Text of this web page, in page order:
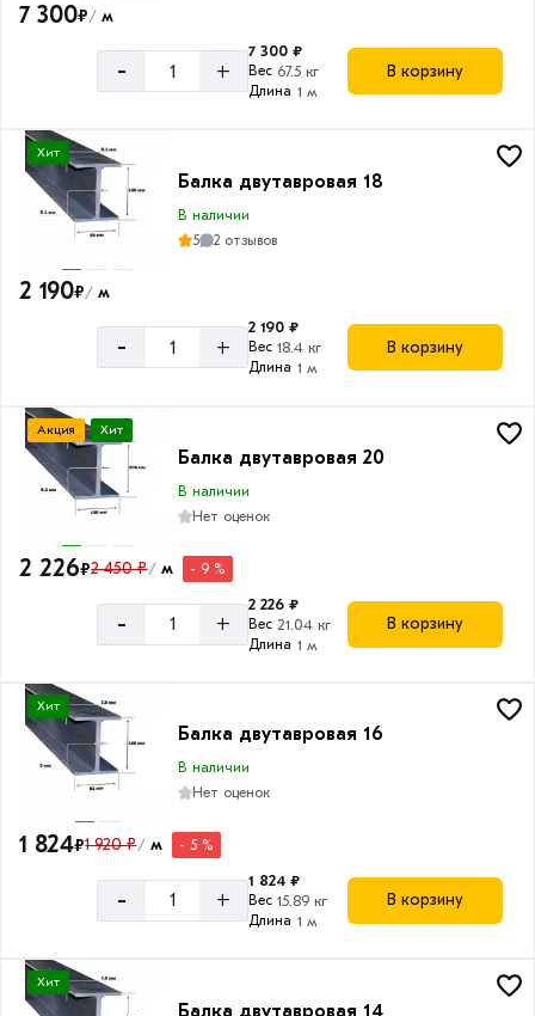
7 300₽/ м
- +
7 300 ₽
Вес 67.5 кг
Длина 1 м
В корзину
Хит
Балка двутавровая 18
В наличии
5
2 отзывов
2 190₽/ м
- +
2 190 ₽
Вес 18.4 кг
Длина 1 м
В корзину
Акция Хит
Балка двутавровая 20
В наличии
Нет оценок
2 226₽2 450 ₽/ м - 9 %
- +
2 226 ₽
Вес 21.04 кг
Длина 1 м
В корзину
Хит
Балка двутавровая 16
В наличии
Нет оценок
1 824₽1 920 ₽/ м - 5 %
- +
1 824 ₽
Вес 15.89 кг
Длина 1 м
В корзину
Хит
Балка двутавровая 14